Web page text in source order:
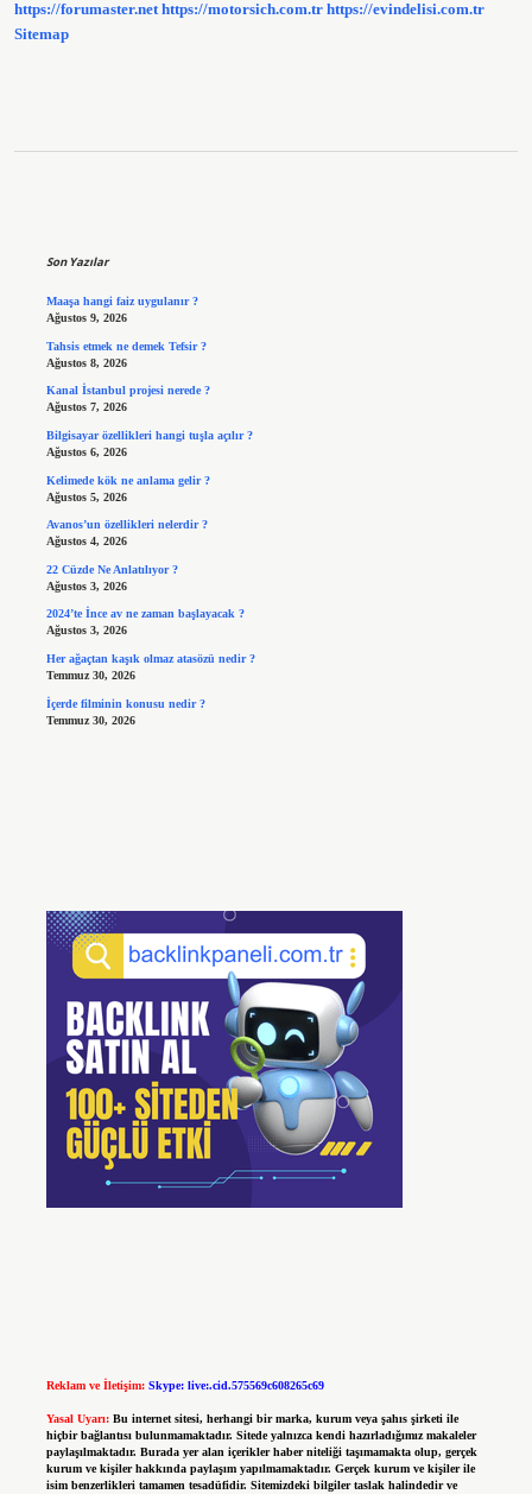
https://forumaster.net https://motorsich.com.tr https://evindelisi.com.tr
Sitemap
Son Yazılar
Maaşa hangi faiz uygulanır ?
Ağustos 9, 2026
Tahsis etmek ne demek Tefsir ?
Ağustos 8, 2026
Kanal İstanbul projesi nerede ?
Ağustos 7, 2026
Bilgisayar özellikleri hangi tuşla açılır ?
Ağustos 6, 2026
Kelimede kök ne anlama gelir ?
Ağustos 5, 2026
Avanos’un özellikleri nelerdir ?
Ağustos 4, 2026
22 Cüzde Ne Anlatılıyor ?
Ağustos 3, 2026
2024’te İnce av ne zaman başlayacak ?
Ağustos 3, 2026
Her ağaçtan kaşık olmaz atasözü nedir ?
Temmuz 30, 2026
İçerde filminin konusu nedir ?
Temmuz 30, 2026
Reklam ve İletişim: Skype: live:.cid.575569c608265c69
Yasal Uyarı: Bu internet sitesi, herhangi bir marka, kurum veya şahıs şirketi ile
hiçbir bağlantısı bulunmamaktadır. Sitede yalnızca kendi hazırladığımız makaleler
paylaşılmaktadır. Burada yer alan içerikler haber niteliği taşımamakta olup, gerçek
kurum ve kişiler hakkında paylaşım yapılmamaktadır. Gerçek kurum ve kişiler ile
isim benzerlikleri tamamen tesadüfidir. Sitemizdeki bilgiler taslak halindedir ve